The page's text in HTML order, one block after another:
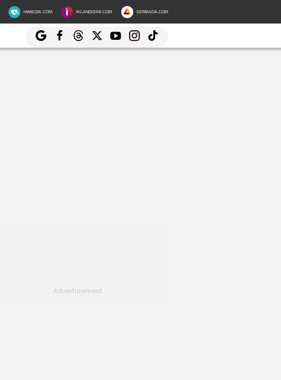
HIMEDIK.COM IKLANDISINI.COM SERBADA.COM